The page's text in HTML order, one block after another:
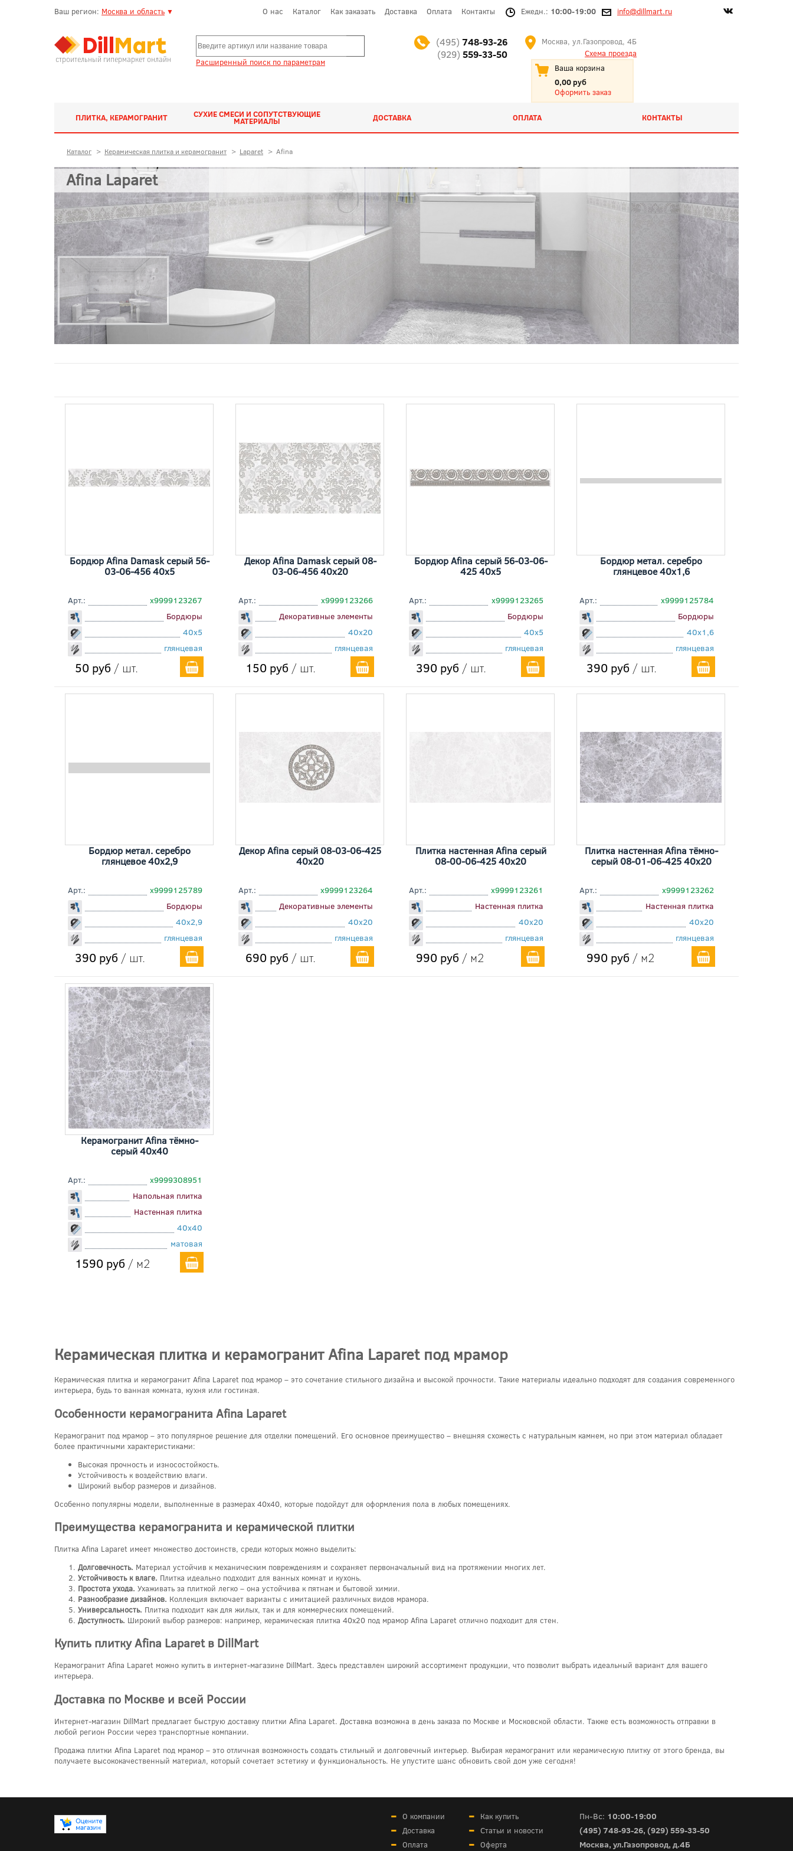
Ваш регион: Москва и область ▼ О нас Каталог Как заказать Доставка Оплата Контакты Ежедн.: 10:00-19:00 info@dillmart.ru
строительный гипермаркет онлайн Расширенный поиск по параметрам
(495) 748-93-26
(929) 559-33-50
Москва, ул.Газопровод, 4Б
Схема проезда
Ваша корзина
0,00 руб
Оформить заказ
ПЛИТКА, КЕРАМОГРАНИТ СУХИЕ СМЕСИ И СОПУТСТВУЮЩИЕ
МАТЕРИАЛЫ ДОСТАВКА ОПЛАТА КОНТАКТЫ
Каталог > Керамическая плитка и керамогранит > Laparet > Afina
Afina Laparet
Бордюр Afina Damask серый 56-
03-06-456 40x5
Арт.:
х9999123267
Бордюры
40x5
глянцевая
50 руб / шт.
Декор Afina Damask серый 08-
03-06-456 40x20
Арт.:
х9999123266
Декоративные элементы
40x20
глянцевая
150 руб / шт.
Бордюр Afina серый 56-03-06-
425 40x5
Арт.:
х9999123265
Бордюры
40x5
глянцевая
390 руб / шт.
Бордюр метал. серебро
глянцевое 40x1,6
Арт.:
х9999125784
Бордюры
40x1,6
глянцевая
390 руб / шт.
Бордюр метал. серебро
глянцевое 40x2,9
Арт.:
х9999125789
Бордюры
40x2,9
глянцевая
390 руб / шт.
Декор Afina серый 08-03-06-425
40x20
Арт.:
х9999123264
Декоративные элементы
40x20
глянцевая
690 руб / шт.
Плитка настенная Afina серый
08-00-06-425 40x20
Арт.:
х9999123261
Настенная плитка
40x20
глянцевая
990 руб / м2
Плитка настенная Afina тёмно-
серый 08-01-06-425 40x20
Арт.:
х9999123262
Настенная плитка
40x20
глянцевая
990 руб / м2
Керамогранит Afina тёмно-
серый 40x40
Арт.:
х9999308951
Напольная плитка
Настенная плитка
40x40
матовая
1590 руб / м2
Керамическая плитка и керамогранит Afina Laparet под мрамор
Керамическая плитка и керамогранит Afina Laparet под мрамор – это сочетание стильного дизайна и высокой прочности. Такие материалы идеально подходят для создания современного
интерьера, будь то ванная комната, кухня или гостиная.
Особенности керамогранита Afina Laparet
Керамогранит под мрамор – это популярное решение для отделки помещений. Его основное преимущество – внешняя схожесть с натуральным камнем, но при этом материал обладает
более практичными характеристиками:
Высокая прочность и износостойкость.
Устойчивость к воздействию влаги.
Широкий выбор размеров и дизайнов.
Особенно популярны модели, выполненные в размерах 40x40, которые подойдут для оформления пола в любых помещениях.
Преимущества керамогранита и керамической плитки
Плитка Afina Laparet имеет множество достоинств, среди которых можно выделить:
Долговечность. Материал устойчив к механическим повреждениям и сохраняет первоначальный вид на протяжении многих лет.
Устойчивость к влаге. Плитка идеально подходит для ванных комнат и кухонь.
Простота ухода. Ухаживать за плиткой легко – она устойчива к пятнам и бытовой химии.
Разнообразие дизайнов. Коллекция включает варианты с имитацией различных видов мрамора.
Универсальность. Плитка подходит как для жилых, так и для коммерческих помещений.
Доступность. Широкий выбор размеров: например, керамическая плитка 40x20 под мрамор Afina Laparet отлично подходит для стен.
Купить плитку Afina Laparet в DillMart
Керамогранит Afina Laparet можно купить в интернет-магазине DillMart. Здесь представлен широкий ассортимент продукции, что позволит выбрать идеальный вариант для вашего
интерьера.
Доставка по Москве и всей России
Интернет-магазин DillMart предлагает быструю доставку плитки Afina Laparet. Доставка возможна в день заказа по Москве и Московской области. Также есть возможность отправки в
любой регион России через транспортные компании.
Продажа плитки Afina Laparet под мрамор – это отличная возможность создать стильный и долговечный интерьер. Выбирая керамогранит или керамическую плитку от этого бренда, вы
получаете высококачественный материал, который сочетает эстетику и функциональность. Не упустите шанс обновить свой дом уже сегодня!
О компании
Как купить
Доставка
Статьи и новости
Оплата
Оферта
Пн-Вс: 10:00-19:00
(495) 748-93-26, (929) 559-33-50
Москва, ул.Газопровод, д.4Б